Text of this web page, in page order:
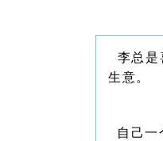
李总是
生意。
自己一